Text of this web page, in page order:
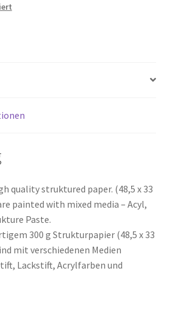
quality struktured paper. (48,5 x 33
painted with mixed media – Acyl,
Paste.
300 g Strukturpapier (48,5 x 33
mit verschiedenen Medien
Lackstift, Acrylfarben und